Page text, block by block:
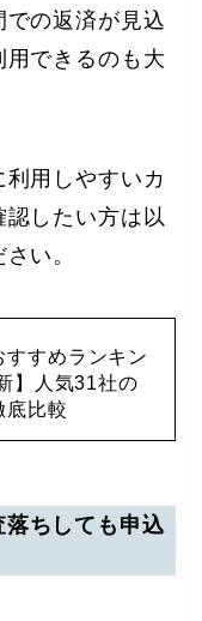
の返済が見込
できるのも大
用しやすいカ
したい方は以
い。
すすめランキン
】人気31社の
底比較
ちしても申込